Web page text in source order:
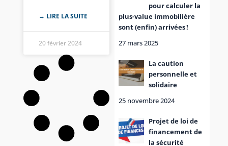
→ LIRE LA SUITE
20 février 2024
pour calculer la
plus-value immobilière
sont (enfin) arrivées !
27 mars 2025
La caution
personnelle et
solidaire
25 novembre 2024
Projet de loi de
financement de
la sécurité